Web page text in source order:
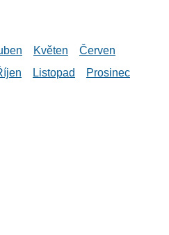
Květen
Červen
Listopad Prosinec